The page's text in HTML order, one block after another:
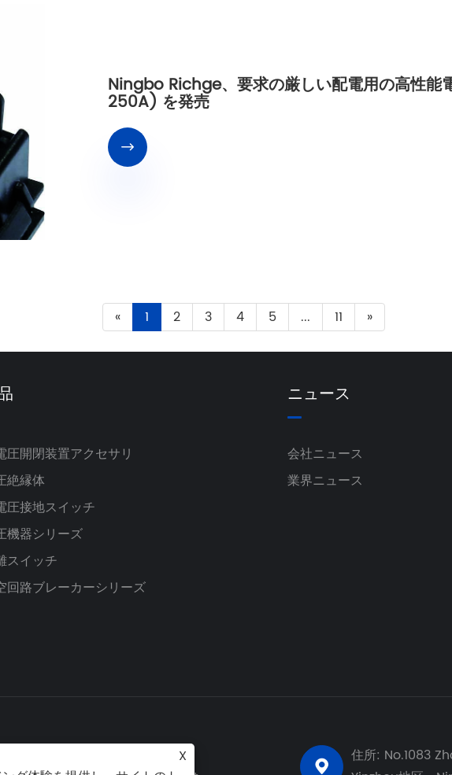
Ningbo Richge、要求の厳しい配電用の高性
250A) を発売

« 1 2 3 4 5 ... 11 »
圧開閉装置アクセサリ
絶縁体
圧接地スイッチ
機器シリーズ
スイッチ
回路ブレーカーシリーズ
ニュース
会社ニュース
業界ニュース

住所: No.1083
X